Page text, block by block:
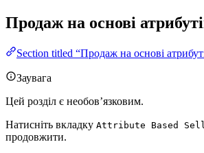
Продаж на основі
Section titled “Продаж на основі
Заувага
Цей розділ є необов’язковим.
Натисніть вкладку Attribute Based
продовжити.